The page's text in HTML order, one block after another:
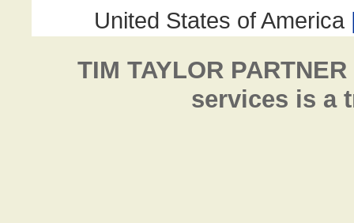
TIM TAYLOR
services is a